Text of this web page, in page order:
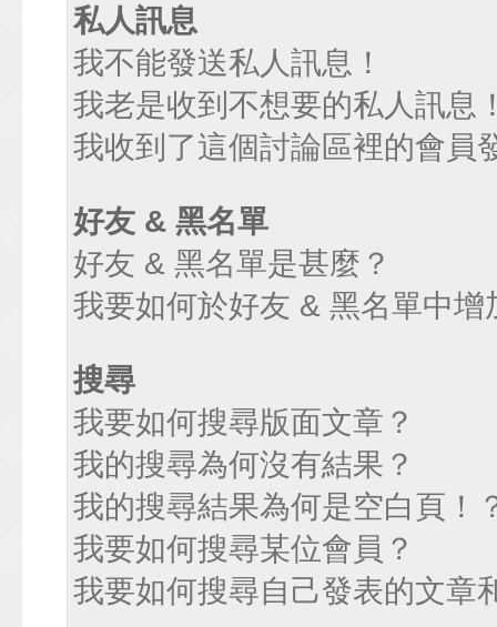
私人訊息
我不能發送私人訊息！
我老是收到不想要的私人訊息
我收到了這個討論區裡的會員
好友 & 黑名單
好友 & 黑名單是甚麼？
我要如何於好友 & 黑名單中增
搜尋
我要如何搜尋版面文章？
我的搜尋為何沒有結果？
我的搜尋結果為何是空白頁！
我要如何搜尋某位會員？
我要如何搜尋自己發表的文章